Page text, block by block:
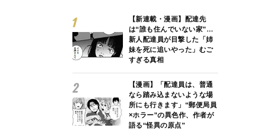
【新連載・漫画】配達先
は“誰も住んでいない家”…
新人配達員が目撃した「姉
妹を死に追いやった」むご
すぎる真相
【漫画】「配達員は、普通
なら踏み込まないような場
所にも行きます」“郵便局員
×ホラー”の異色作、作者が
語る“怪異の原点”